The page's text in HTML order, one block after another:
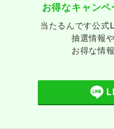
お得なキャンペ
当たるんです公式
抽選情報
お得な情